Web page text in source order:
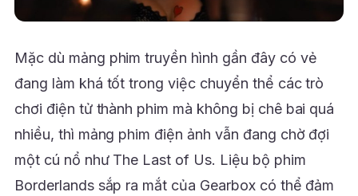
Mặc dù mảng phim truyền hình gần đây có vẻ
đang làm khá tốt trong việc chuyển thể các trò
chơi điện tử thành phim mà không bị chê bai quá
nhiều, thì mảng phim điện ảnh vẫn đang chờ đợi
một cú nổ như The Last of Us. Liệu bộ phim
Borderlands sắp ra mắt của Gearbox có thể đảm